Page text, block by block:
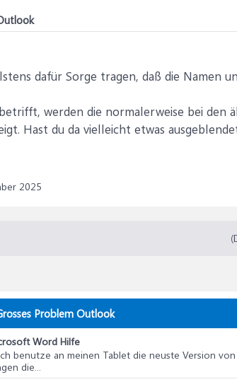
dafür Sorge tragen, daß die Namen
werden die normalerweise bei
Hast du da vielleicht etwas
2025
Problem Outlook
Word Hilfe
benutze an meinen Tablet die neuste Version
die...